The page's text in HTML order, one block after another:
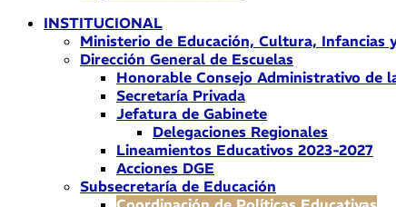
INSTITUCIONAL
Ministerio de Educación, Cultura, Infancias
Dirección General de Escuelas
Honorable Consejo Administrativo de
Secretaría Privada
Jefatura de Gabinete
Delegaciones Regionales
Lineamientos Educativos 2023-2027
Acciones DGE
Subsecretaría de Educación